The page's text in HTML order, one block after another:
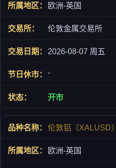
欧洲-英国
伦敦金属交易所
2026-08-07 周五
-
开市
伦敦铝（XALUSD）
欧洲-英国